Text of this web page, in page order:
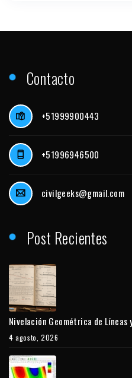
Contacto
+51999900443
+51996946500
civilgeeks@gmail.com
Post Recientes
Nivelación Geométrica de
4 agosto, 2026